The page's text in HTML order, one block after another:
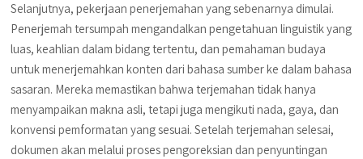
Selanjutnya, pekerjaan penerjemahan yang sebenarnya dimulai.
Penerjemah tersumpah mengandalkan pengetahuan linguistik yang
luas, keahlian dalam bidang tertentu, dan pemahaman budaya
untuk menerjemahkan konten dari bahasa sumber ke dalam bahasa
sasaran. Mereka memastikan bahwa terjemahan tidak hanya
menyampaikan makna asli, tetapi juga mengikuti nada, gaya, dan
konvensi pemformatan yang sesuai. Setelah terjemahan selesai,
dokumen akan melalui proses pengoreksian dan penyuntingan